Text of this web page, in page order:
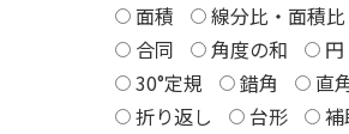
面積
線分比・面積比
合同
角度の和
30°定規
錯角
直
折り返し
台形
補